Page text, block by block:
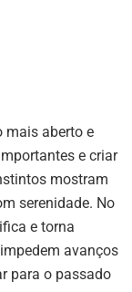
mais aberto e
e criar
mostram
serenidade. No
e torna
avanços
para o passado